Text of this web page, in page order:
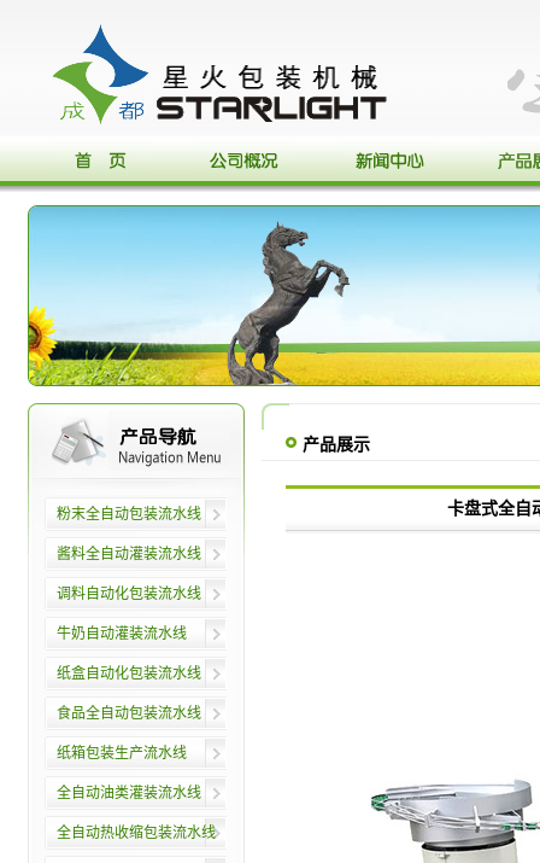
粉末全自动包装流水线
酱料全自动灌装流水线
调料自动化包装流水线
牛奶自动灌装流水线
纸盒自动化包装流水线
食品全自动包装流水线
纸箱包装生产流水线
全自动油类灌装流水线
全自动热收缩包装流水线
产品展示
卡盘式全自